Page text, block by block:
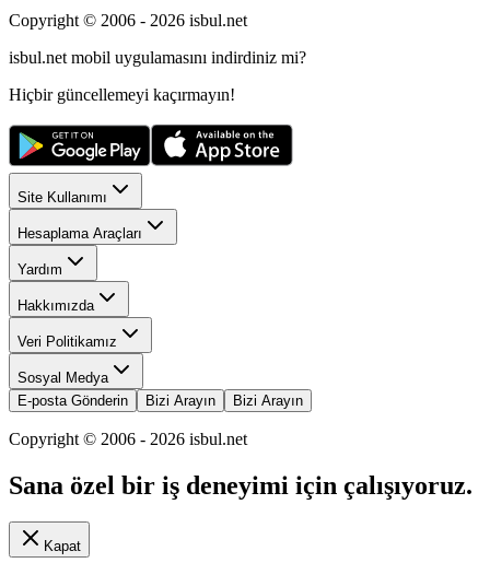
Copyright © 2006 - 2026 isbul.net
isbul.net mobil uygulamasını indirdiniz mi?
Hiçbir güncellemeyi kaçırmayın!
Site Kullanımı
Hesaplama Araçları
Yardım
Hakkımızda
Veri Politikamız
Sosyal Medya
E-posta Gönderin
Bizi Arayın Bizi Arayın
Copyright © 2006 - 2026 isbul.net
Sana özel bir iş deneyimi için çalışıyoruz.
Kapat